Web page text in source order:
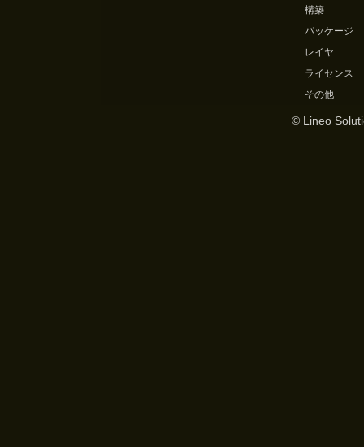
構築
パッケージ
レイヤ
ライセンス
その他
© Lineo